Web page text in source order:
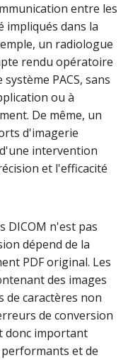
entre les
impliqués dans la
un radiologue
rendu opératoire
PACS, sans
ou à
De même, un
d'imagerie
intervention
et l'efficacité
DICOM n'est pas
dépend de la
PDF original. Les
des images
de caractères non
de conversion
donc important
et de